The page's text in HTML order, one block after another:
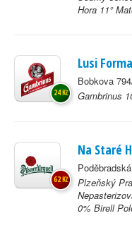
Hora 11°
Lusi
Bobkova
Gambrinus
24 Kč
Na Staré
Plzeňský
0% Birell
62 Kč